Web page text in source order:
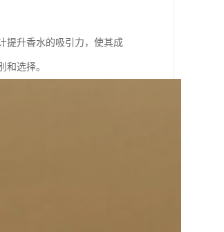
提升香水的吸引力，使其成
选择。